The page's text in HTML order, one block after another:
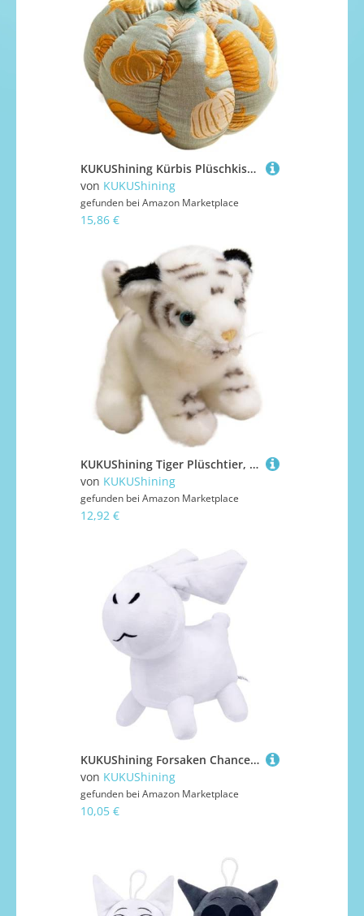
KUKUShining Kürbis Plüschkissen, Gefüllte Flauschige Bodenkissen Dekoratives Sitzkissen for Stuhl Bett Auto Sofa(Yellow,30cm/11.8in)
von KUKUShining
gefunden bei Amazon Marketplace
15,86 €
KUKUShining Tiger Plüschtier, Simulation Sitzend Weiche Stofftierpuppe Bequemes Kissen Weihnachtsplüschtier for Kinder Geschenk(White,19cm/7.48in)
von KUKUShining
gefunden bei Amazon Marketplace
12,92 €
KUKUShining Forsaken Chance Gubby Plüschtier, Süße Katze Gubby Spielfigur Stofftier Zweimal C00lkidd Plüschtier for Gamer Kinder(Rabbit)
von KUKUShining
gefunden bei Amazon Marketplace
10,05 €